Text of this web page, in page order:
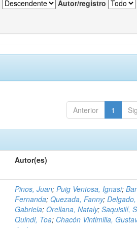
Autor/registro
Anterior 1
Autor(es)
Pinos, Juan;Puig Ventosa, Ignasi;
Fernanda;Quezada, Fanny;Delgado,
Gabriela;Orellana, Nataly;Saquisilí,
Quindi, Toa; Chacón Vintimilla,